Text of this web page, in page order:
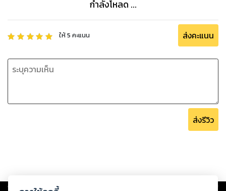
Each blooms a start of something good,
witness the brambles we've trodden - heartache, abuse,
shame, and trauma. But then they become lush flora
กำลังโหลด ...
ให้5 คะแนน ส่งคะแนน
ส่งรีวิว
Copyright © 2026